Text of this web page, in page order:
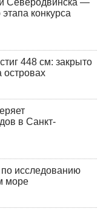
Северодвинска —
конкурса
448 см: закрыто
островах
в Санкт-
исследованию
море